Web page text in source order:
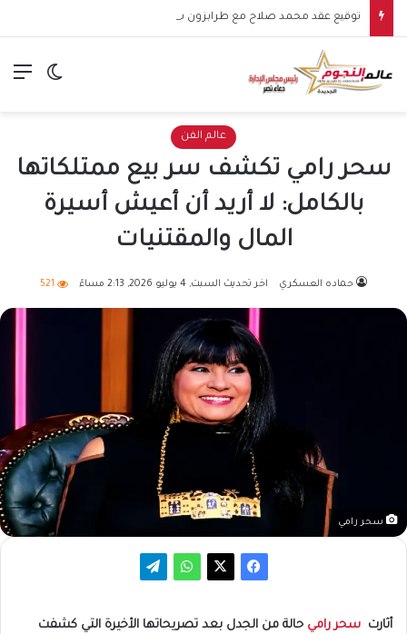
الوضع
عالم الفن
سحر رامي تكشف سر بيع ممتلكاتها
بالكامل: لا أريد أن أعيش أسيرة
المال والمقتنيات
حماده العسكري اخر تحديث السبت, 4 يوليو 2026, 2:13 مساءً 521
سحر رامي
أثارت سحر رامي حالة من الجدل بعد تصريحاتها الأخيرة التي كشفت